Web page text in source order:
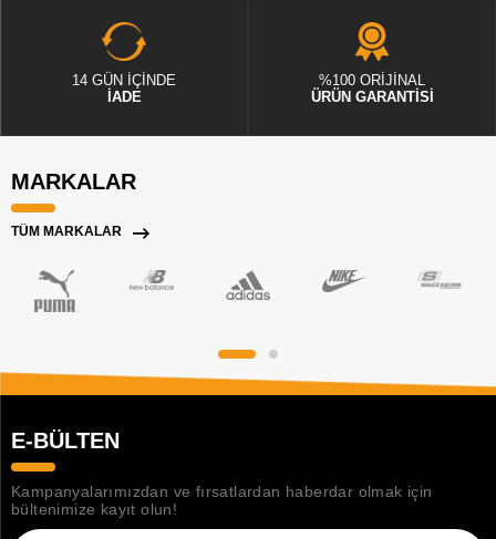
14 GÜN İÇİNDE
İADE
%100 ORİJİNAL
ÜRÜN GARANTİSİ
MARKALAR
TÜM MARKALAR
E-BÜLTEN
Kampanyalarımızdan ve fırsatlardan haberdar olmak için
bültenimize kayıt olun!